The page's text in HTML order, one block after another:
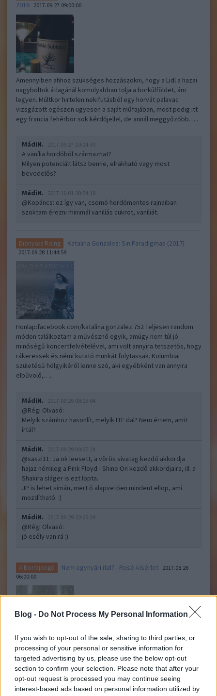
Blog - Do Not Process My Personal Information
If you wish to opt-out of the sale, sharing to third parties, or
processing of your personal or sensitive information for
targeted advertising by us, please use the below opt-out
section to confirm your selection. Please note that after your
opt-out request is processed you may continue seeing
interest-based ads based on personal information utilized by
2016 2017.09.27 09:00:00
Amennyiben ahhoz szükséges hozzászokni, hogy a Lidl a hazai
nagyboltok átlagánál komolyabban tolja a borkülföldet, ám
legyen. Múltkor hirtelen nekifutásból egy horvát palavac
vizsgázott egészen ügyesen a saját műfajában, most pedig itt
egy francia fehérbor sok kérdőjellel, de annál meggyőzőbb…..
MádiN. 2017.09.27 10:04:30
A vanília hordóból származhat?
Milyen potenciált látsz benne, elrakható vagy most
bevedelős?
MádiN. 2017.10.01 20:54:18
@Kopáncs: ez így van, csomó hordómentes rajnaiban
szoktam érezni minimál vanilíás cukrot, vaníliát.
Dionysos Rising Katalina Gonzalez: Sin Paradigmas (2017)
2017.09.28 11:44:59
Honlap:facebook.com/katalina.gonzalez.752 Teljesen random
módon találkoztam a művésznő egyik, amúgy nem túl jó
minőségű koncertfelvételével, ami volt annyira tetszetős, hogy
rákeressek és némi kutató munkát folytassak. Kolumbiai
születésű hölgyikéről lenne szó, aki egyébként van annyira
elbűvölő,…..
MádiN. 2017.09.29 08:25:04
@Régi Olvasó:
Melyik számhoz hasonlít, melyik LTE dal? Nem értem, amit
írtál?
MádiN. 2017.09.29 09:07:24
@saszi11: Ja ok leesett, a vörös sivatag kezdő akkordja
hajaz némileg a Pink Floyd - Shine On kezdő akkordjaira, ill. a
Shakira sláger is ezt lopta.
JP is lehet simán, mert ő alapvetően mindent ellop, ami
mozdítható. :)
MádiN. 2017.09.29 22:25:24
@Régi Olvasó:
jó esély van rá :)
A Borrajongó Nem egynyári ital? - Rosé-kísérlet 2017.08.26
06:00:00
A rosé-któl az egységsugarú fogyasztó nem vár sokat,
kitölti/megkapja, megissza, elfelejti. A rosé-őrület ettől
függetlenül eddig megállíthatannak tűnik és persze jól jön
azoknak a borászoknak is, akik egy biztonságosan elkészíthető
cash flow-borra vágynak. A készletet általában pont